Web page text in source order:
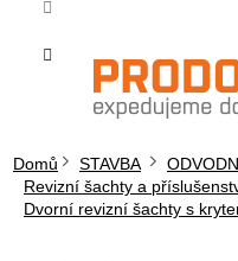
obsah
Domů STAVBA
Revizní šachty a
Dvorní revizní šachty s